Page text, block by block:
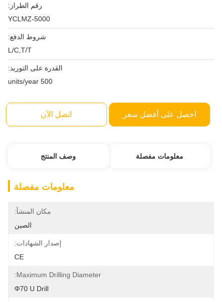
رقم الطراز:
YCLMZ-5000
شروط الدفع:
L/C,T/T
القدرة على التوريد:
500 units/year
احصل على أفضل سعر اتصل الآن
معلومات مفصلة وصف المنتج
معلومات مفصلة
مكان المنشأ:
الصين
إصدار الشهادات:
CE
Maximum Drilling Diameter:
Φ70 U Drill